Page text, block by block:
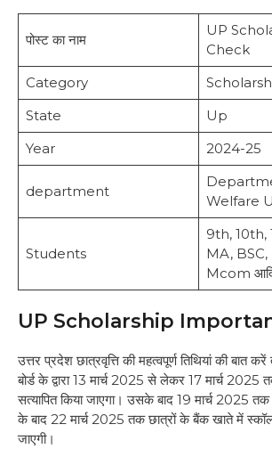
पोस्ट का नाम
UP
Check
Category
State
Up
Year
2024-25
department
Welfare
Students
9th, 10th,
MA,
Mcom
UP Scholarship
उत्तर प्रदेश छात्रवृत्ति की महत्वपूर्ण तिथियां की बात करें
बोर्ड के द्वारा 13 मार्च 2025 से लेकर 17 मार्च 2025
सत्यापित किया जाएगा। उसके बाद 19 मार्च
के बाद 22 मार्च 2025 तक छात्रों के बैंक खाते में
जाएगी।